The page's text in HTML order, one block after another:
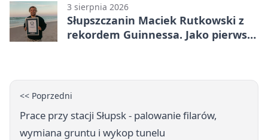
3 sierpnia 2026
Słupszczanin Maciek Rutkowski z
rekordem Guinnessa. Jako pierwszy
<< Poprzedni
Prace przy stacji Słupsk - palowanie filarów,
wymiana gruntu i wykop tunelu